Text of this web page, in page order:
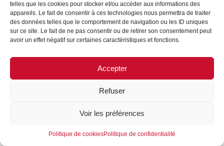
telles que les cookies pour stocker et/ou accéder aux informations des
appareils. Le fait de consentir à ces technologies nous permettra de traiter
des données telles que le comportement de navigation ou les ID uniques
sur ce site. Le fait de ne pas consentir ou de retirer son consentement peut
avoir un effet négatif sur certaines caractéristiques et fonctions.
Accepter
Refuser
Voir les préférences
Politique de cookiesPolitique de confidentialité
MENTIONS LÉGALES CONTACTEZ-NOUS
REJOIGNEZ-NOUS
SUIVEZ-NOUS
©FORMES & SCULPTURES. 2023